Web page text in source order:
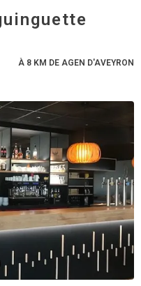
À 8 KM DE AGEN D'AVEYRON